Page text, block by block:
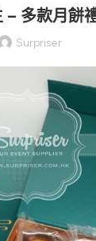
– 多款月餅
Surpriser